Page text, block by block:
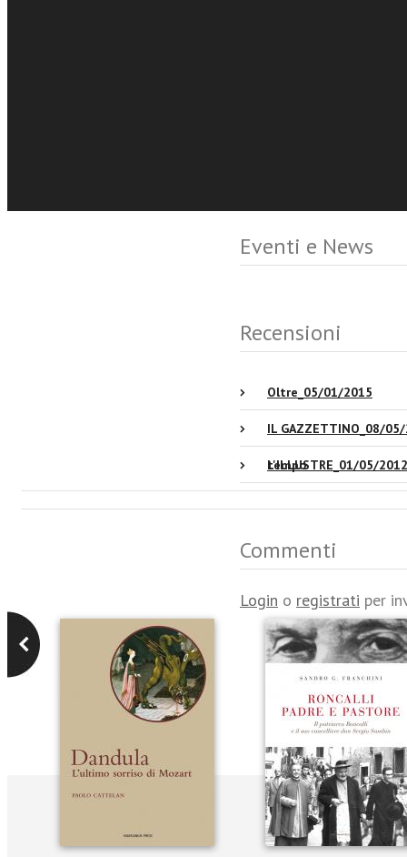
Eventi e News
Recensioni
Oltre_05/01/2015
IL GAZZETTINO_08/
tempo
L'ILLUSTRE_01/05/2012
Commenti
Login o registrati per